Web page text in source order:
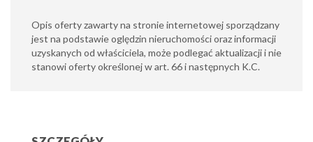
Opis oferty zawarty na stronie internetowej sporządzany
jest na podstawie oględzin nieruchomości oraz informacji
uzyskanych od właściciela, może podlegać aktualizacji i nie
stanowi oferty określonej w art. 66 i następnych K.C.